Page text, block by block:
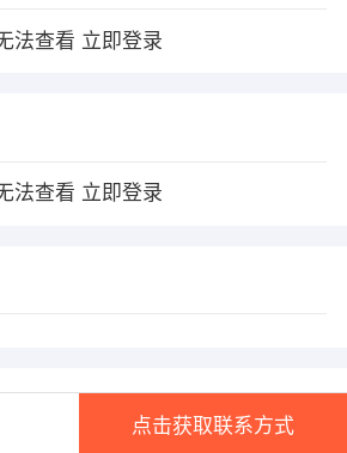
法查看 立即登录
法查看 立即登录
何收取押金、保证金均有可能涉 及诈骗，请微友
点击获取联系方式